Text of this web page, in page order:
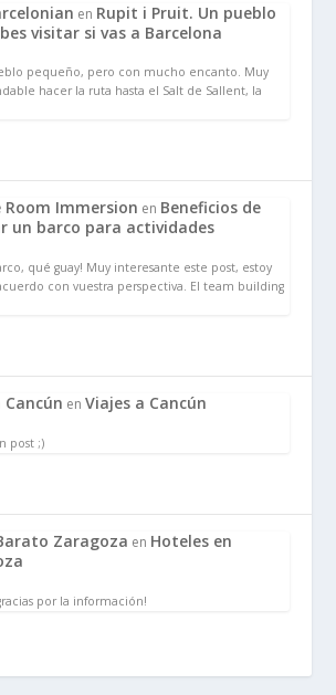
en Rupit i Pruit. Un pueblo
visitar si vas a Barcelona
pequeño, pero con mucho encanto. Muy
hacer la ruta hasta el Salt de Sallent, la
Room Immersion en Beneficios de
un barco para actividades
qué guay! Muy interesante este post, estoy
con vuestra perspectiva. El team building
Cancún enViajes a Cancún
post ;)
Zaragoza en Hoteles en
por la información!